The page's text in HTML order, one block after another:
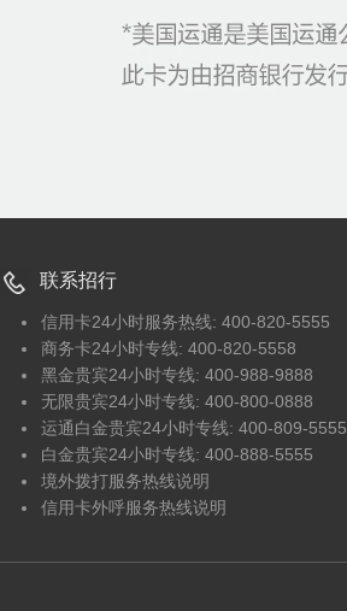
联系招行
信用卡24小时服务热线: 400-820-5555
商务卡24小时专线: 400-820-5558
黑金贵宾24小时专线: 400-988-9888
无限贵宾24小时专线: 400-800-0888
运通白金贵宾24小时专线: 400-809-5555
白金贵宾24小时专线: 400-888-5555
境外拨打服务热线说明
信用卡外呼服务热线说明